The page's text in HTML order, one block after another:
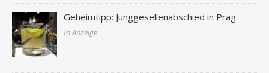
Geheimtipp: Junggesellenabschied in Prag
In Anzeige